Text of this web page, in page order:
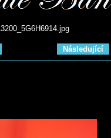
Následující